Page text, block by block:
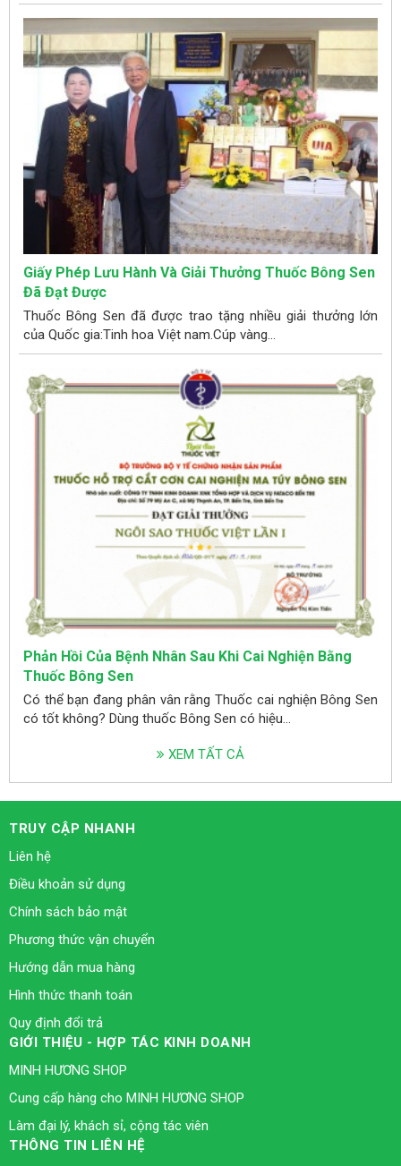
Giấy Phép Lưu Hành Và Giải Thưởng Thuốc Bông Sen
Đã Đạt Được
Thuốc Bông Sen đã được trao tặng nhiều giải thưởng lớn
của Quốc gia:Tinh hoa Việt nam.Cúp vàng...
Phản Hồi Của Bệnh Nhân Sau Khi Cai Nghiện Bằng
Thuốc Bông Sen
Có thể bạn đang phân vân rằng Thuốc cai nghiện Bông Sen
có tốt không? Dùng thuốc Bông Sen có hiệu...
XEM TẤT CẢ
TRUY CẬP NHANH
Liên hệ
Điều khoản sử dụng
Chính sách bảo mật
Phương thức vận chuyển
Hướng dẫn mua hàng
Hình thức thanh toán
Quy định đổi trả
GIỚI THIỆU - HỢP TÁC KINH DOANH
MINH HƯƠNG SHOP
Cung cấp hàng cho MINH HƯƠNG SHOP
Làm đại lý, khách sỉ, cộng tác viên
THÔNG TIN LIÊN HỆ